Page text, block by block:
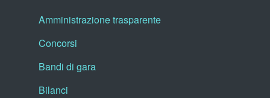
Amministrazione trasparente
Concorsi
Bandi di gara
Bilanci